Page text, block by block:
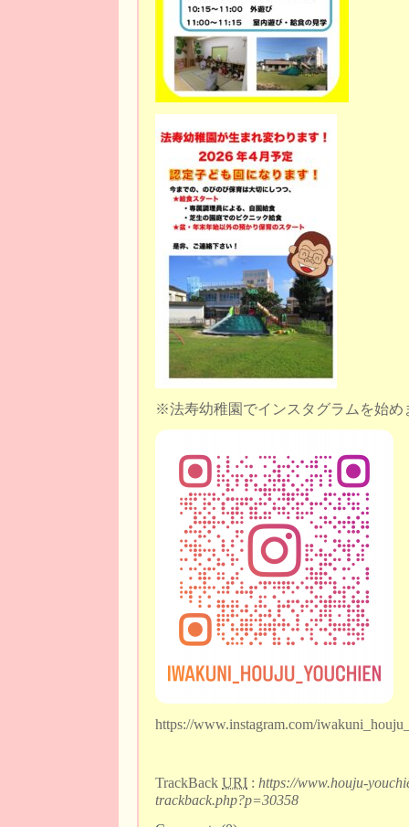
※法寿幼稚園でインスタグラムを始め
https://www.instagram.com/
TrackBack URI : https://www.houju-
trackback.php?p=30358